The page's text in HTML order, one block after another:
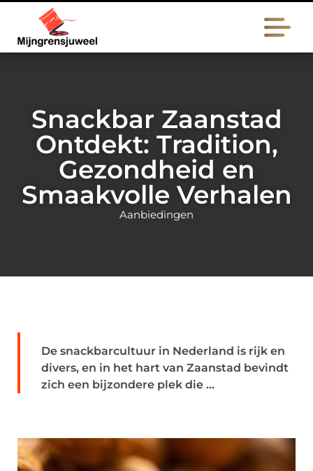
Snackbar Zaanstad
Ontdekt: Tradition,
Gezondheid en
Smaakvolle Verhalen
Aanbiedingen
De snackbarcultuur in Nederland is rijk en
divers, en in het hart van Zaanstad bevindt
zich een bijzondere plek die ...